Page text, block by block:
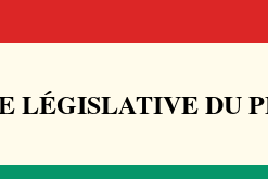
LÉGISLATIVE DU